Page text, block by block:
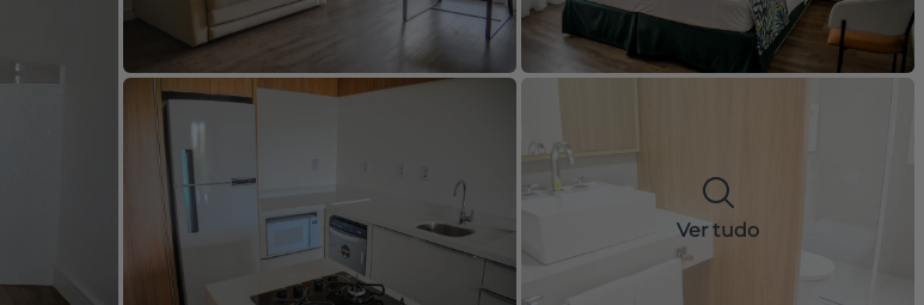
Ver tudo